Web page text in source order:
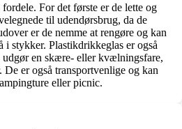
For det første er de lette og
til udendørsbrug, da de
er de nemme at rengøre og kan
i stykker. Plastikdrikkeglas er også
en skære- eller kvælningsfare,
er også transportvenlige og kan
eller picnic.